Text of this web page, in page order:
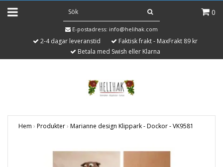
0
E-postadress: info@helihak.com
2-4 dagar leveranstid
Faktisk frakt - MaxFrakt 89 kr
Betala med Swish eller Klarna
Hem › Produkter› Marianne design Klippark - Dockor - VK9581